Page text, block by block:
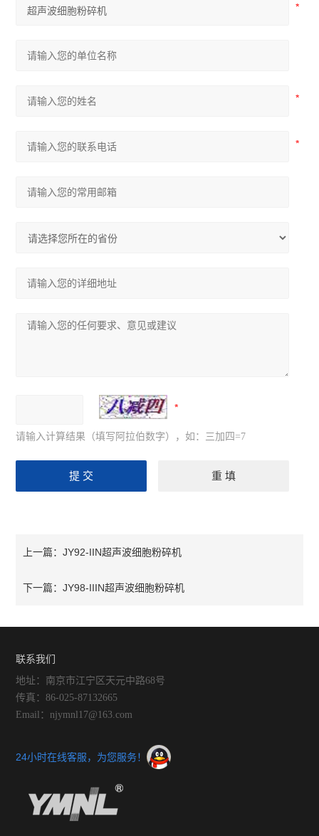
请输入计算结果（填写阿拉伯数字），如：三加四=7
上一篇：JY92-IIN超声波细胞粉碎机
下一篇：JY98-IIIN超声波细胞粉碎机
联系我们
地址：南京市江宁区天元中路68号
传真：86-025-87132665
Email：njymnl17@163.com
24小时在线客服，为您服务！